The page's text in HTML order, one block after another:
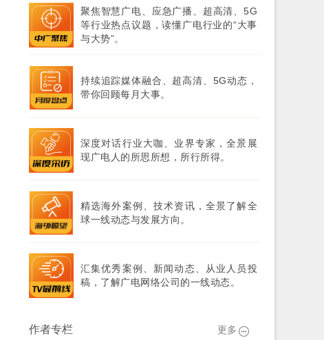
聚焦智慧广电、应急广播、超高清、5G
等行业热点议题，读懂广电行业的“大事
与大势”。
持续追踪媒体融合、超高清、5G动态，
带你回顾每月大事。
深度对话行业大咖、业界专家，全景展
现广电人的所思所想，所行所得。
精选海外案例、技术资讯，全景了解全
球一线动态与发展方向。
汇集优秀案例、新闻动态、从业人员投
稿，了解广电网络公司的一线动态。
作者专栏 更多